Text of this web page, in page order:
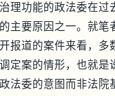
理功能的政法委在过
主要原因之一。就笔
报道的案件来看，多
定案的情形，也就是
法委的意图而非法院